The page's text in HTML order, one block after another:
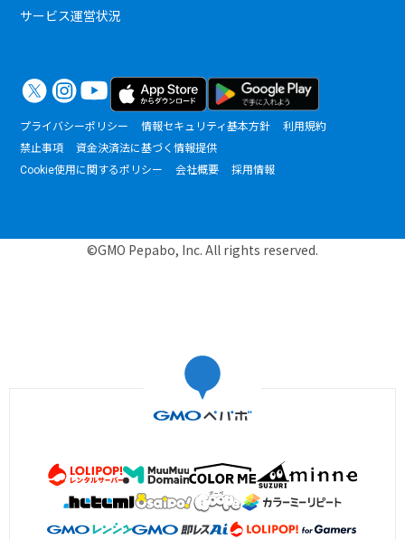
サービス運営状況
プライバシーポリシー 情報セキュリティ基本方針
利用規約
禁止事項
資金決済法に基づく情報提供
Cookie使用に関するポリシー
会社概要 採用情報
©GMO Pepabo, Inc. All rights reserved.